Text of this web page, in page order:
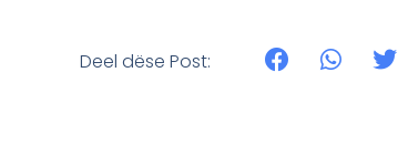
Deel dëse Post: